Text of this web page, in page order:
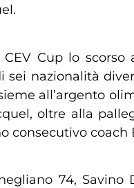
Cup lo
nazionalità
all’argento
oltre alla
consecutivo coach
74, Savino